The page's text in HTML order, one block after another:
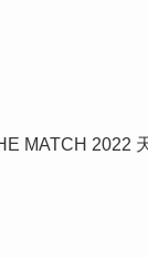
MATCH 2022